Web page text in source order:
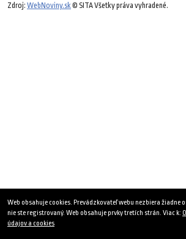
Zdroj: WebNoviny.sk © SITA Všetky práva vyhradené.
Web obsahuje cookies. Prevádzkovateľ webu nezbiera žiadne
nie ste registrovaný. Web obsahuje prvky tretích strán. Viac k:
údajov a cookies